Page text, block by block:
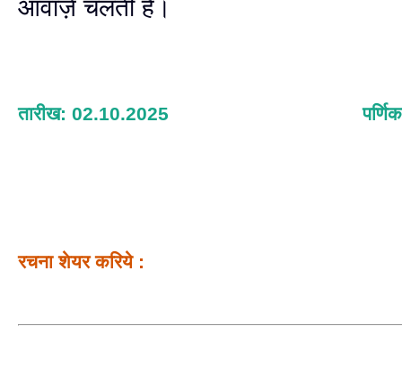
आवाज़ें चलती हैं।
तारीख: 02.10.2025
रचना शेयर करिये :